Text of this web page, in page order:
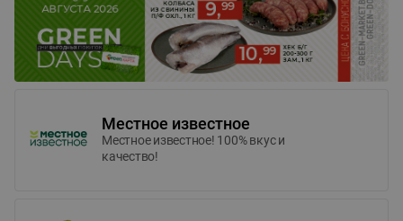
Местное известное
Местное известное! 100% вкус и
качество!